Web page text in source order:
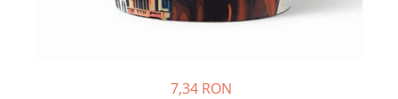
7,34 RON